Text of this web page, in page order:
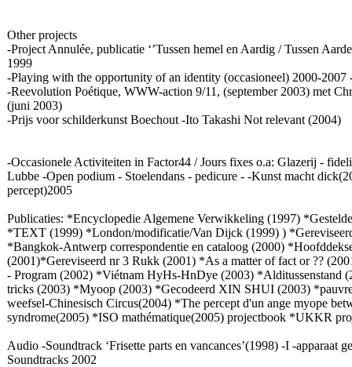
Other projects
-Project Annulée, publicatie ‘’Tussen hemel en Aardig / Tussen
1999
-Playing with the opportunity of an identity (occasioneel) 2000-
-Reevolution Poétique, WWW-action 9/11, (september 2003) met
(juni 2003)
-Prijs voor schilderkunst Boechout -Ito Takashi Not relevant (2004)
-Occasionele Activiteiten in Factor44 / Jours fixes o.a: Glazerij -
Lubbe -Open podium - Stoelendans - pedicure - -Kunst macht
percept)2005
Publicaties: *Encyclopedie Algemene Verwikkeling (1997)
*TEXT (1999) *London/modificatie/Van Dijck (1999) )
*Bangkok-Antwerp correspondentie en cataloog (2000)
(2001)*Gereviseerd nr 3 Rukk (2001) *As a matter of fact or ??
- Program (2002) *Viétnam HyHs-HnDye (2003)
tricks (2003) *Myoop (2003) *Gecodeerd XIN SHUI (2003)
weefsel-Chinesisch Circus(2004) *The percept d'un ange myope
syndrome(2005) *ISO mathématique(2005) projectbook *UKKR
Audio -Soundtrack ‘Frisette parts en vancances’(1998) -I -apparaat
Soundtracks 2002